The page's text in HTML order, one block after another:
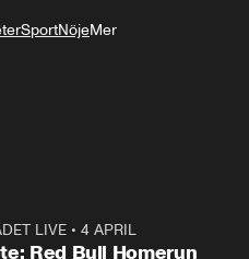
SportNöjeMer
LIVE •4 APRIL
Red Bull Homerun